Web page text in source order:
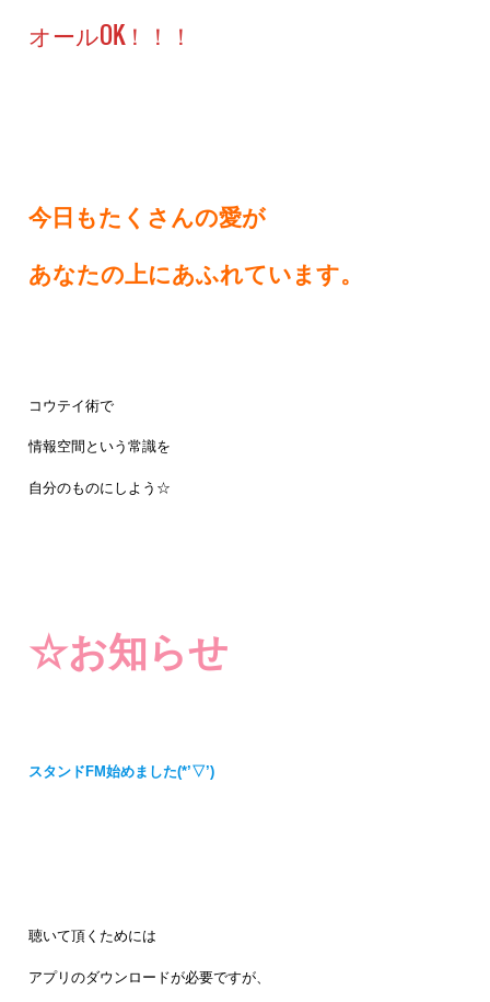
オールOK！！！
今日もたくさんの愛が
あなたの上にあふれています。
コウテイ術で
情報空間という常識を
自分のものにしよう☆
☆お知らせ
スタンドFM始めました(*’▽’)
聴いて頂くためには
アプリのダウンロードが必要ですが、